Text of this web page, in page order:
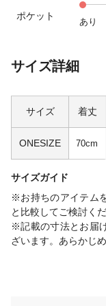
ポケット
あり
サイズ詳細
サイズ 着丈
ONESIZE 70cm
サイズガイド
※お持ちのアイテム
と比較してご検討くだ
※記載の寸法とお届
ざいます。あらかじ